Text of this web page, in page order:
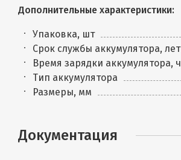
Дополнительные характеристики:
Упаковка, шт
Срок службы аккумулятора, лет
Время зарядки аккумулятора, ч
Тип аккумулятора
Размеры, мм
Документация